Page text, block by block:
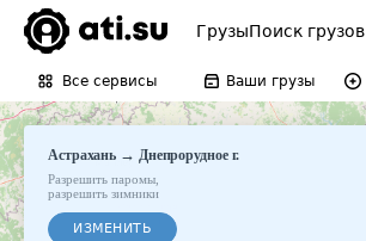
ГрузыПоиск грузов
Все сервисы Ваши грузы
Астрахань → Днепрорудное г.
Разрешить паромы
разрешить зимники
ИЗМЕНИТЬ